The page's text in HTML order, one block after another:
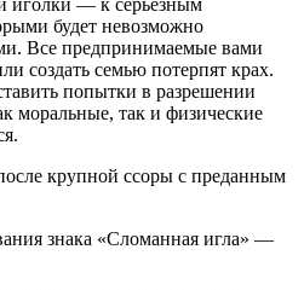
иголки — к серьёзным
будет невозможно
Все предпринимаемые вами
создать семью потерпят крах.
попытки в разрешении
моральные, так и физические
крупной ссоры с преданным
знака «Сломанная игла» —